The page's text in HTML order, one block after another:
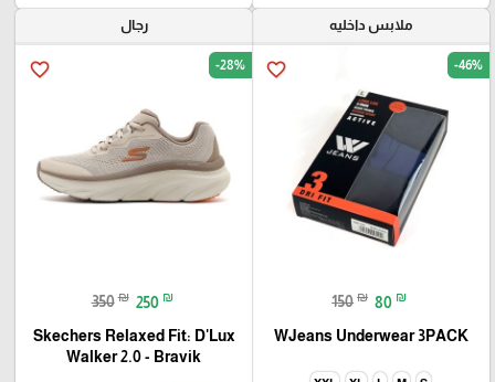
ملابس داخليه
favorite_border -46%
150 ₪ 80 ₪
WJeans Underwear 3PACK
رجال
favorite_border -28%
350 ₪ 250 ₪
Skechers Relaxed Fit: D'Lux
Walker 2.0 - Bravik